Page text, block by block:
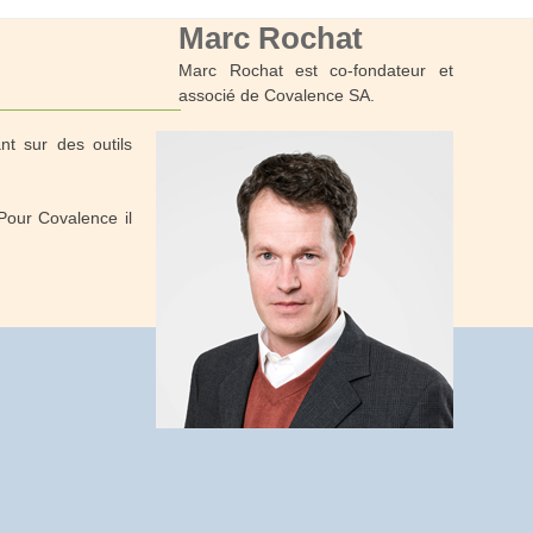
Marc Rochat
Marc Rochat est co-fondateur et
associé de Covalence SA.
sur des outils
Covalence il